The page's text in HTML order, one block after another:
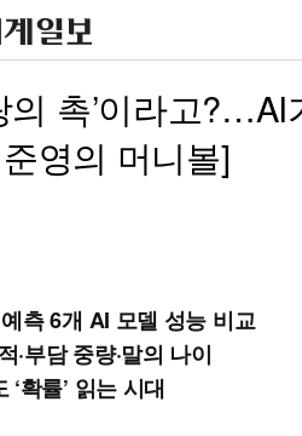
의 촉’이라고?…AI
영의 머니볼]
측 6개 AI 모델 성능 비교
부담 중량·말의 나이
‘확률’ 읽는 시대